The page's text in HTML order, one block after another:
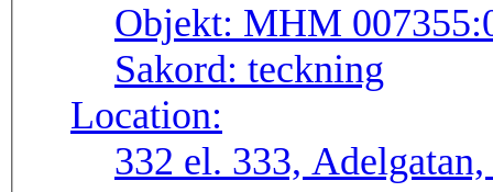
Objekt: MHM
Sakord: teckning
Location:
332 el. 333,